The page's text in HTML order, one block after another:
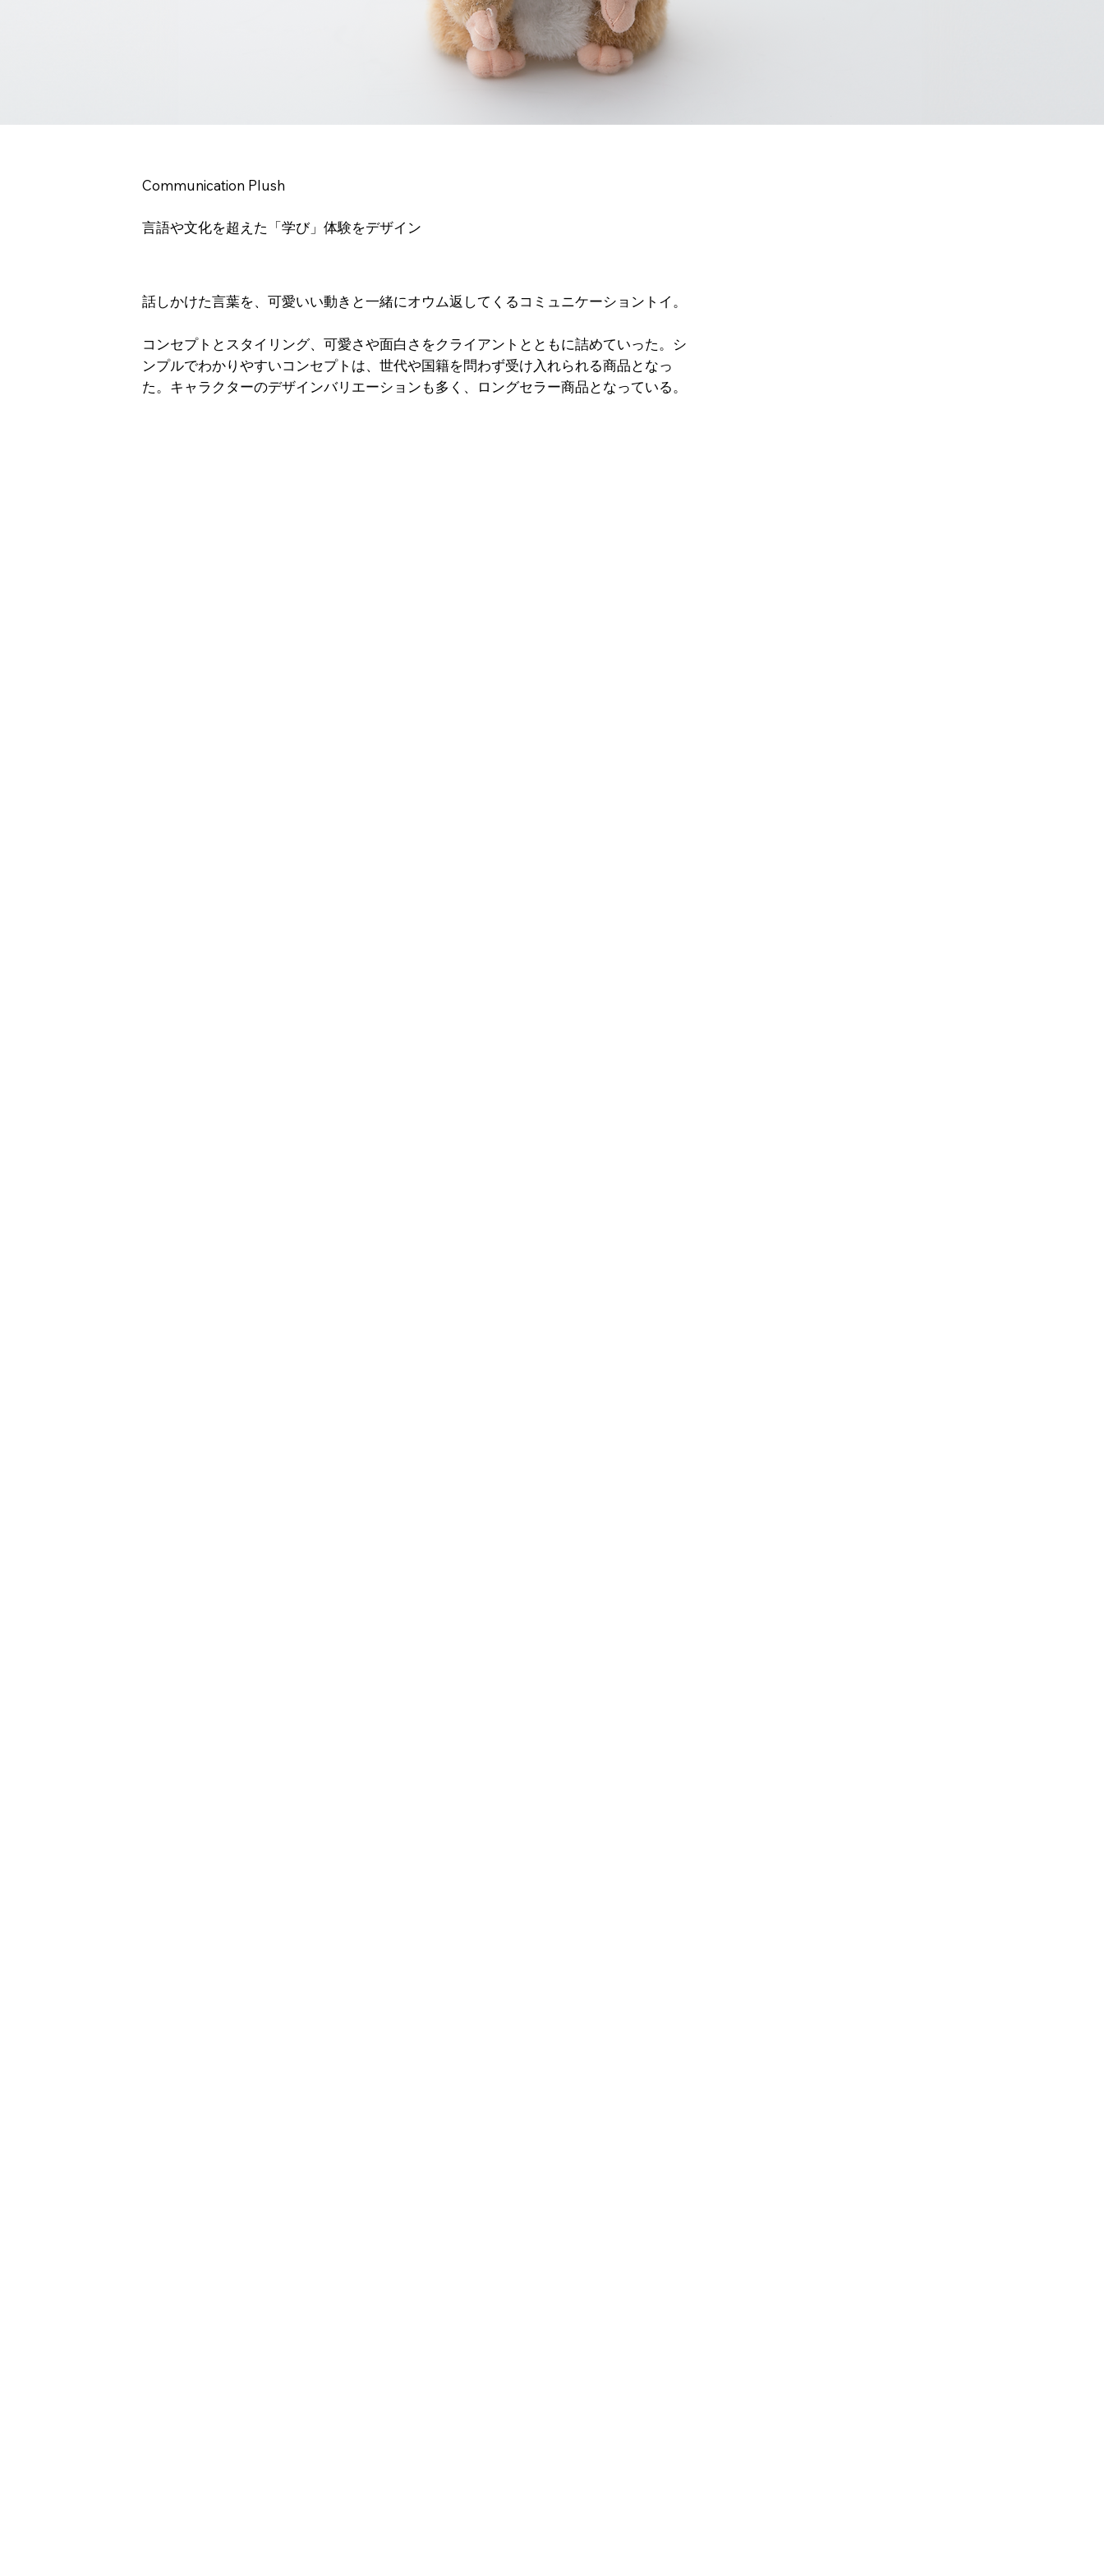
Communication Plush
言語や文化を超えた「学び」体験をデザイン
話しかけた言葉を、可愛いい動きと一緒にオウム返してくるコミュニケーショントイ。
コンセプトとスタイリング、可愛さや面白さをクライアントとともに詰めていった。シ
ンプルでわかりやすいコンセプトは、世代や国籍を問わず受け入れられる商品となっ
た。キャラクターのデザインバリエーションも多く、ロングセラー商品となっている。